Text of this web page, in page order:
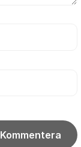
Kommentera